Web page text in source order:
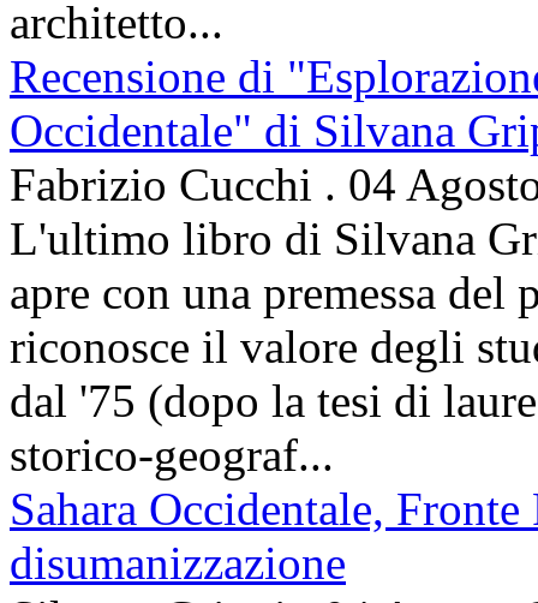
architetto...
Recensione di
Occidentale" di Silvana
Fabrizio Cucchi . 04
L'ultimo libro di Silvana
apre con una premessa
riconosce il valore degli
dal '75 (dopo la tesi di
storico-geograf...
Sahara Occidentale,
disumanizzazione